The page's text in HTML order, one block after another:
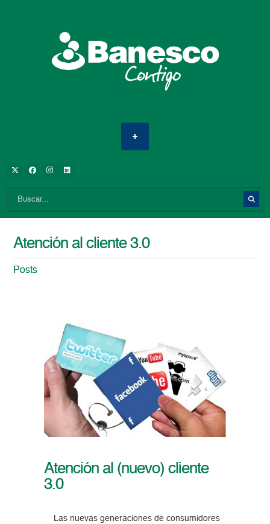
Atención al cliente 3.0
Posts
Atención al (nuevo) cliente
3.0
Las nuevas generaciones de consumidores